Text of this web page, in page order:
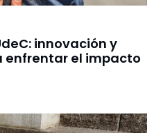
innovación y
el impacto